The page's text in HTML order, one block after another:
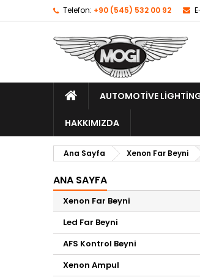
Telefon: +90 (545) 532 00 92
AUTOMOTIVE
HAKKIMIZDA
Ana Sayfa Xenon Far Beyni
ANA SAYFA
Xenon Far Beyni
Led Far Beyni
AFS Kontrol Beyni
Xenon Ampul